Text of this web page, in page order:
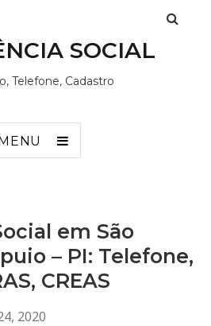
SOCIAL
Telefone, Cadastro
em São
– PI: Telefone,
CREAS
2020